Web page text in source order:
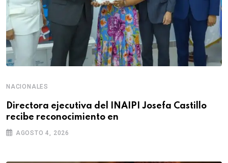
NACIONALES
Directora ejecutiva del INAIPI Josefa Castillo
recibe reconocimiento en
AGOSTO 4, 2026